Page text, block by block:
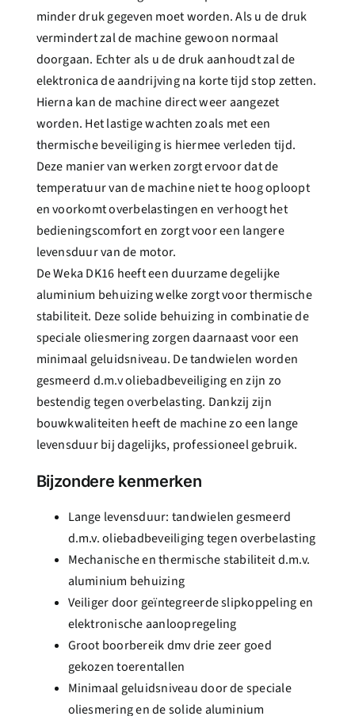
minder druk gegeven moet worden. Als u de druk
vermindert zal de machine gewoon normaal
doorgaan. Echter als u de druk aanhoudt zal de
elektronica de aandrijving na korte tijd stop zetten.
Hierna kan de machine direct weer aangezet
worden. Het lastige wachten zoals met een
thermische beveiliging is hiermee verleden tijd.
Deze manier van werken zorgt ervoor dat de
temperatuur van de machine niet te hoog oploopt
en voorkomt overbelastingen en verhoogt het
bedieningscomfort en zorgt voor een langere
levensduur van de motor.
De Weka DK16 heeft een duurzame degelijke
aluminium behuizing welke zorgt voor thermische
stabiliteit. Deze solide behuizing in combinatie de
speciale oliesmering zorgen daarnaast voor een
minimaal geluidsniveau. De tandwielen worden
gesmeerd d.m.v oliebadbeveiliging en zijn zo
bestendig tegen overbelasting. Dankzij zijn
bouwkwaliteiten heeft de machine zo een lange
levensduur bij dagelijks, professioneel gebruik.
Bijzondere kenmerken
Lange levensduur: tandwielen gesmeerd
d.m.v. oliebadbeveiliging tegen overbelasting
Mechanische en thermische stabiliteit d.m.v.
aluminium behuizing
Veiliger door geïntegreerde slipkoppeling en
elektronische aanloopregeling
Groot boorbereik dmv drie zeer goed
gekozen toerentallen
Minimaal geluidsniveau door de speciale
oliesmering en de solide aluminium